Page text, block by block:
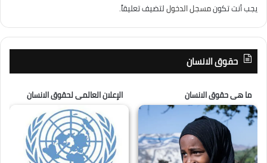
يجب أنت تكونمسجل الدخوللتضيف تعليقاً.
حقوق الانسان
ما هى حقوق الانسان الإعلان العالمى لحقوق الانسان